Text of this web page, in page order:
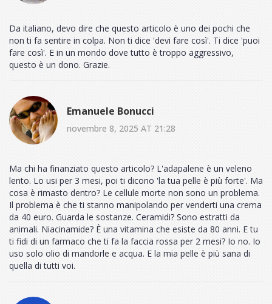
Da italiano, devo dire che questo articolo è uno dei pochi che
non ti fa sentire in colpa. Non ti dice 'devi fare così'. Ti dice 'puoi
fare così'. E in un mondo dove tutto è troppo aggressivo,
questo è un dono. Grazie.
Emanuele Bonucci
novembre 8, 2025 AT 21:28
Ma chi ha finanziato questo articolo? L'adapalene è un veleno
lento. Lo usi per 3 mesi, poi ti dicono 'la tua pelle è più forte'. Ma
cosa è rimasto dentro? Le cellule morte non sono un problema.
Il problema è che ti stanno manipolando per venderti una crema
da 40 euro. Guarda le sostanze. Ceramidi? Sono estratti da
animali. Niacinamide? È una vitamina che esiste da 80 anni. E tu
ti fidi di un farmaco che ti fa la faccia rossa per 2 mesi? Io no. Io
uso solo olio di mandorle e acqua. E la mia pelle è più sana di
quella di tutti voi.